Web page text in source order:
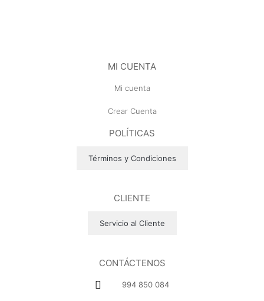
MI CUENTA
Mi cuenta
Crear Cuenta
POLÍTICAS
Términos y Condiciones
CLIENTE
Servicio al Cliente
CONTÁCTENOS
994 850 084